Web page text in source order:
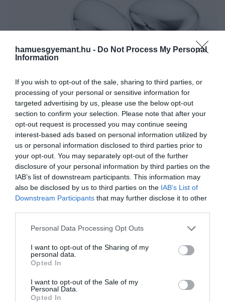
hamuesgyemant.hu - Do Not Process My Personal
Information
If you wish to opt-out of the sale, sharing to third parties, or
processing of your personal or sensitive information for
targeted advertising by us, please use the below opt-out
section to confirm your selection. Please note that after your
opt-out request is processed you may continue seeing
interest-based ads based on personal information utilized by
us or personal information disclosed to third parties prior to
your opt-out. You may separately opt-out of the further
disclosure of your personal information by third parties on the
IAB’s list of downstream participants. This information may
also be disclosed by us to third parties on the IAB’s List of
Downstream Participants that may further disclose it to other
Please note that this website/app uses one or more Google
not limited to your visit or usage behaviour. You may click to
grant or deny consent to Google and its third-party tags to
use your data for below specified purposes in below Google
consent section.
Personal Data Processing Opt Outs
I want to opt-out of the Sharing of my
personal data.
Opted In
I want to opt-out of the Sale of my
Personal Data.
Opted In
Fotó:Westwing
jég elegáns alternatívái: hűvösen tartják az italt
anélkül, hogy felvizeznék, így a whisky karaktere és
ízvilága változatlan marad. Az Aurelian Barbry SKY
aszimmetrikus formáikkal a kortárs
skandináv dizájn szépségét és praktikumát